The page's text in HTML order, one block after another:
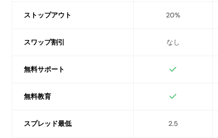
ストップアウト 20%
スワップ割引 なし
無料サポート
無料教育
スプレッド最低 2.5